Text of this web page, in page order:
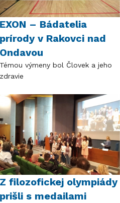
EXON – Bádatelia
prírody v Rakovci nad
Ondavou
Témou výmeny bol Človek a jeho
zdravie
Z filozofickej olympiády
prišli s medailami